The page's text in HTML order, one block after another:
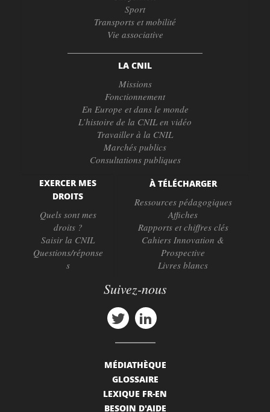
Sport
Transports et mobilité
Vie associative
LA CNIL
Missions
Fonctionnement
En Europe et dans le monde
L’histoire de la CNIL en vidéo
Travailler à la CNIL
Marchés publics
Consultations publiques
EXERCER MES
DROITS
Quels sont mes
droits ?
Saisir la CNIL
Questions/réponse
s
À TÉLÉCHARGER
Ressources pédagogiques
Affiches
Rapports et chiffres clés
Cahiers Innovation &
Prospective
Livres blancs
Suivez-nous
MÉDIATHÈQUE
GLOSSAIRE
LEXIQUE FR-EN
BESOIN D'AIDE